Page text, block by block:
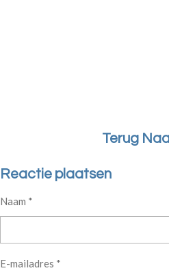
Terug
Reactie plaatsen
Naam *
E-mailadres *